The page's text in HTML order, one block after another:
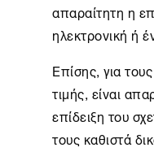
απαραίτητη η
ηλεκτρονική ή
Επίσης, για
τιμής, είναι
επίδειξη του
τους καθιστά